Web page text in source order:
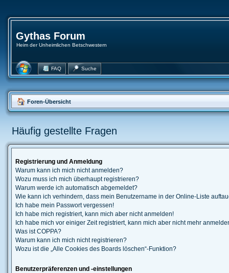
Gythas Forum
Heim der Unheimlichen Betschwestern
FAQ Suche
Foren-Übersicht
Häufig gestellte Fragen
Registrierung und Anmeldung
Warum kann ich mich nicht anmelden?
Wozu muss ich mich überhaupt registrieren?
Warum werde ich automatisch abgemeldet?
Wie kann ich verhindern, dass mein Benutzername in der Online-Liste
Ich habe mein Passwort vergessen!
Ich habe mich registriert, kann mich aber nicht anmelden!
Ich habe mich vor einiger Zeit registriert, kann mich aber nicht mehr
Was ist COPPA?
Warum kann ich mich nicht registrieren?
Wozu ist die „Alle Cookies des Boards löschen“-Funktion?
Benutzerpräferenzen und -einstellungen